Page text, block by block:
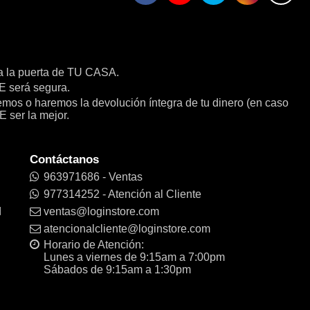
la puerta de TU CASA.
será segura.
o haremos la devolución íntegra de tu dinero (en caso
ser la mejor.
Contáctanos
963971686 - Ventas
977314252 - Atención al Cliente
ventas@loginstore.com
atencionalcliente@loginstore.com
Horario de Atención:
Lunes a viernes de 9:15am a 7:00pm
Sábados de 9:15am a 1:30pm